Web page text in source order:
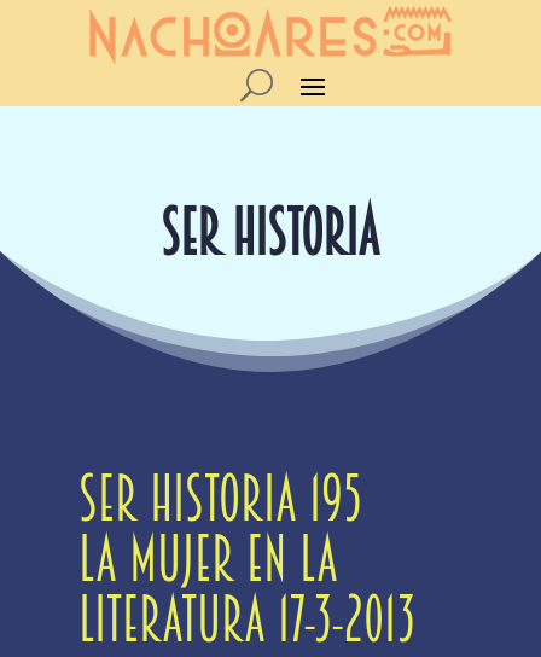
SER HISTORIA
SER Historia 195
La mujer en la
literatura 17-3-2013